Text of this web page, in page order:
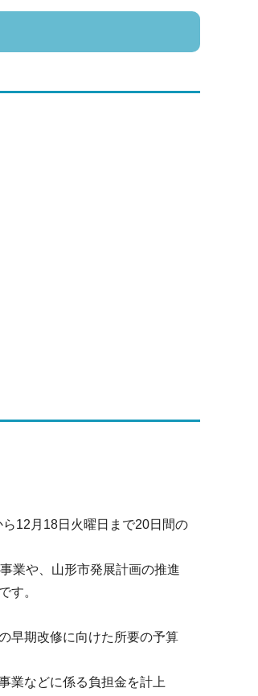
12月18日火曜日まで20日間の
業や、山形市発展計画の推進
す。
早期改修に向けた所要の予算
業などに係る負担金を計上